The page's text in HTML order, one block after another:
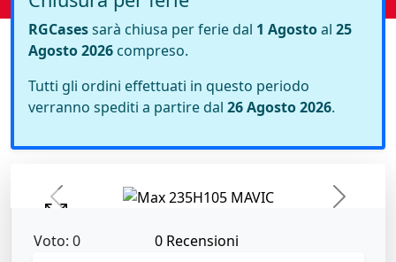
RGCasessarà chiusa per ferie dal 1 Agostoal 25
Agosto 2026 compreso.
Tutti gli ordini effettuati in questo periodo
verranno spediti a partire dal 26 Agosto 2026.
Previous
Next
Voto: 0
0 Recensioni